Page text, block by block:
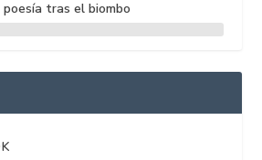
tras el biombo